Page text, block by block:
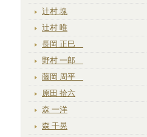
辻村 塊
辻村 唯
長岡 正巳
野村 一郎
藤岡 周平
原田 拾六
森 一洋
森 千晃